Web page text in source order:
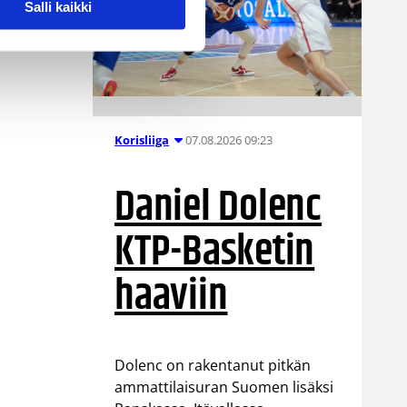
Salli kaikki
Korisliiga 07.08.2026 09:23
Daniel Dolenc
KTP-Basketin
haaviin
Dolenc on rakentanut pitkän
ammattilaisuran Suomen lisäksi